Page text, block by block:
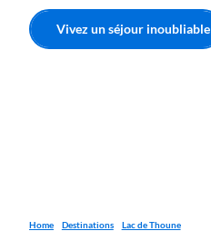
Vivez un séjour inoubliable
Home Destinations
Lac de Thoune